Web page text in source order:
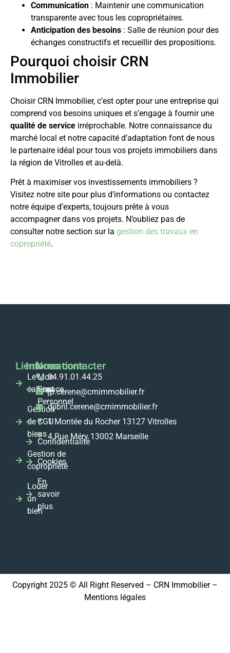
Communication : Maintenir une communication
transparente avec tous les copropriétaires.
Anticipation des besoins : Salle de réunion pour des
échanges constructifs et recueillir des propositions.
Pourquoi choisir CRN
Immobilier
Choisir CRN Immobilier, c’est opter pour une entreprise qui
comprend vos besoins uniques et s’engage à fournir une
qualité de service irréprochable. Notre connaissance du
marché local et notre capacité d’adaptation font de nous
le partenaire idéal pour tous vos projets immobiliers dans
la région de Vitrolles et au-delà.
Prêt à maximiser vos investissements immobiliers ?
Visitez notre site pour plus d’informations ou contactez
notre équipe d’experts, toujours prête à vous
accompagner dans vos projets. N’oubliez pas de
consulter notre section sur la gestion des travaux en
copropriété.
Liens
Le
cabinet
Gestion
de
biens
Gestion de
copropriété
Louer
un
bien
Informations
Mon
Espace
Personnel
CGU
Confidentialité
Cookies
En
savoir
plus
Nous contacter
04.91.01.44.25
jp.cerene@crnimmobilier.fr
djibril.cerene@crnimmobilier.fr
1 Montée du Rocher 13127 Vitrolles
4 Rue Méry 13002 Marseille
Copyright 2025 © All Right Reserved – CRN Immobilier –
Mentions légales